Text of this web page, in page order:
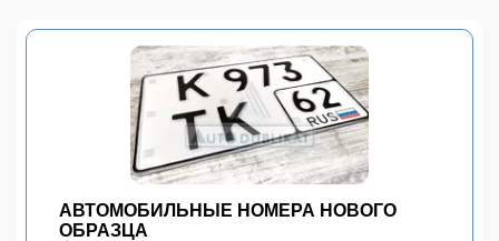
АВТОМОБИЛЬНЫЕ НОМЕРА НОВОГО
ОБРАЗЦА